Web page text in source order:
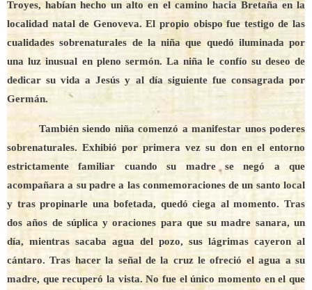
Troyes, habían hecho un alto en el camino hacia Bretaña en la
localidad natal de Genoveva. El propio obispo fue testigo de las
cualidades sobrenaturales de la niña que quedó iluminada por
una luz inusual en pleno sermón. La niña le confío su deseo de
dedicar su vida a Jesús y al día siguiente fue consagrada por
Germán.
También siendo niña comenzó a manifestar unos poderes
sobrenaturales. Exhibió por primera vez su don en el entorno
estrictamente familiar cuando su madre se negó a que
acompañara a su padre a las conmemoraciones de un santo local
y tras propinarle una bofetada, quedó ciega al momento. Tras
dos años de súplica y oraciones para que su madre sanara, un
día, mientras sacaba agua del pozo, sus lágrimas cayeron al
cántaro. Tras hacer la señal de la cruz le ofreció el agua a su
madre, que recuperó la vista. No fue el único momento en el que